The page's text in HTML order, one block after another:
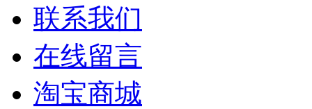
联系我们
在线留言
淘宝商城